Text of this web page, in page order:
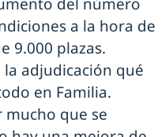
del número
a la hora de
9.000 plazas.
adjudicación qué
en Familia.
mucho que se